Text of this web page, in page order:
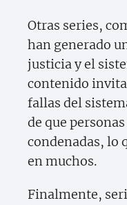
Otras series,
han generado
justicia y el
contenido
fallas del
de que
condenadas, lo
en muchos.
Finalmente,